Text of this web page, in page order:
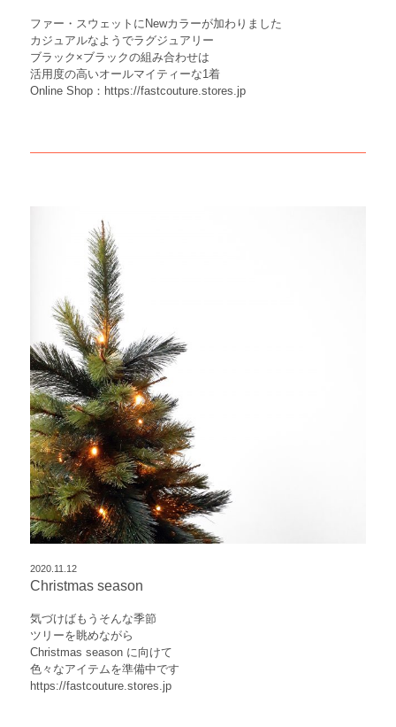
ファー・スウェットにNewカラーが加わりました
カジュアルなようでラグジュアリー
ブラック×ブラックの組み合わせは
活用度の高いオールマイティーな1着
Online Shop： https://fastcouture.stores.jp
2020.11.12
Christmas season
気づけばもうそんな季節
ツリーを眺めながら
Christmas season に向けて
色々なアイテムを準備中です
https://fastcouture.stores.jp